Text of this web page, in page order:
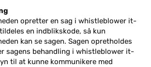
opretter en sag i whistleblower it-
en indblikskode, så kun
kan se sagen. Sagen opretholdes
sagens behandling i whistleblower it-
til at kunne kommunikere med